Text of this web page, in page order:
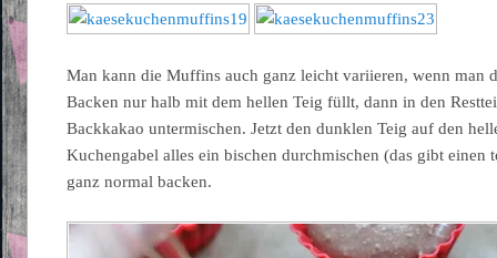
Man kann die Muffins auch ganz leicht variieren, wenn man
Backen nur halb mit dem hellen Teig füllt, dann in den
Backkakao untermischen. Jetzt den dunklen Teig auf den
Kuchengabel alles ein bischen durchmischen (das gibt
ganz normal backen.